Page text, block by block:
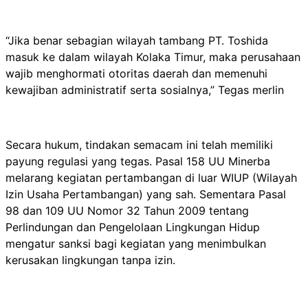
“Jika benar sebagian wilayah tambang PT. Toshida
masuk ke dalam wilayah Kolaka Timur, maka perusahaan
wajib menghormati otoritas daerah dan memenuhi
kewajiban administratif serta sosialnya,” Tegas merlin
Secara hukum, tindakan semacam ini telah memiliki
payung regulasi yang tegas. Pasal 158 UU Minerba
melarang kegiatan pertambangan di luar WIUP (Wilayah
Izin Usaha Pertambangan) yang sah. Sementara Pasal
98 dan 109 UU Nomor 32 Tahun 2009 tentang
Perlindungan dan Pengelolaan Lingkungan Hidup
mengatur sanksi bagi kegiatan yang menimbulkan
kerusakan lingkungan tanpa izin.